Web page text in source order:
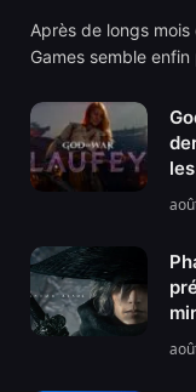
Après de longs
Games semble